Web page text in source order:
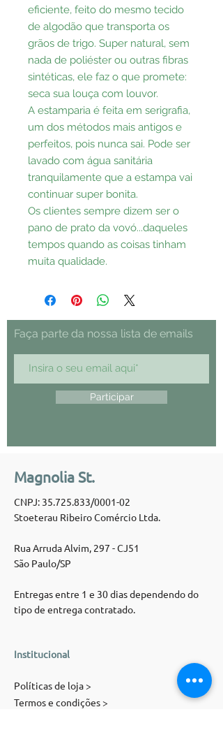
eficiente, feito do mesmo tecido
de algodão que transporta os
grãos de trigo. Super natural, sem
nada de poliéster ou outras fibras
sintéticas, ele faz o que promete:
seca sua louça com louvor.
A estamparia é feita em serigrafia,
um dos métodos mais antigos e
perfeitos, pois nunca sai. Pode ser
lavado com água sanitária
tranquilamente que a estampa vai
continuar super bonita.
Os clientes sempre dizem ser o
pano de prato da vovó...daqueles
tempos quando as coisas tinham
muita qualidade.
Faça parte da nossa lista de emails
Participar
Magnolia St.
CNPJ: 35.725.833/0001-02
Stoeterau Ribeiro Comércio Ltda.
Rua Arruda Alvim, 297 - CJ51
São Paulo/SP
Entregas entre 1 e 30 dias dependendo do
tipo de entrega contratado.
Institucional
Políticas de loja >
Termos e condições >